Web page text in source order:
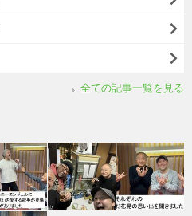
全ての記事一覧を見る